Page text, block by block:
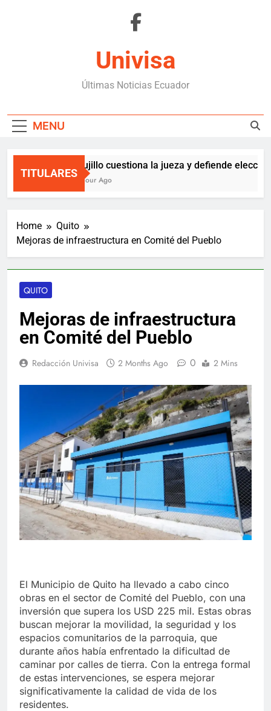
Univisa
Últimas Noticias Ecuador
MENU
TITULARES
Trujillo cuestiona la jueza y defiende
1 Hour Ago
Home
Quito
Mejoras de infraestructura en Comité del Pueblo
QUITO
Mejoras de infraestructura
en Comité del Pueblo
Redacción Univisa 2 Months Ago 0 2 Mins
El Municipio de Quito ha llevado a cabo cinco
obras en el sector de Comité del Pueblo, con una
inversión que supera los USD 225 mil. Estas obras
buscan mejorar la movilidad, la seguridad y los
espacios comunitarios de la parroquia, que
durante años había enfrentado la dificultad de
caminar por calles de tierra. Con la entrega formal
de estas intervenciones, se espera mejorar
significativamente la calidad de vida de los
residentes.